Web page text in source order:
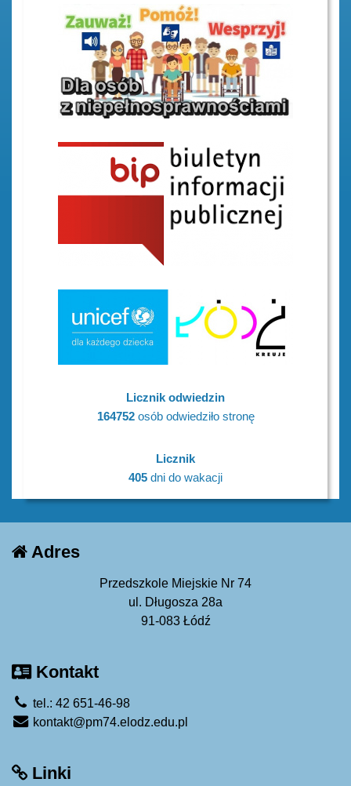
Licznik odwiedzin
164752osób odwiedziło stronę
Licznik
405 dni do wakacji
Adres
Przedszkole Miejskie Nr 74
ul. Długosza 28a
91-083 Łódź
Kontakt
tel.: 42 651-46-98
kontakt@pm74.elodz.edu.pl
Linki